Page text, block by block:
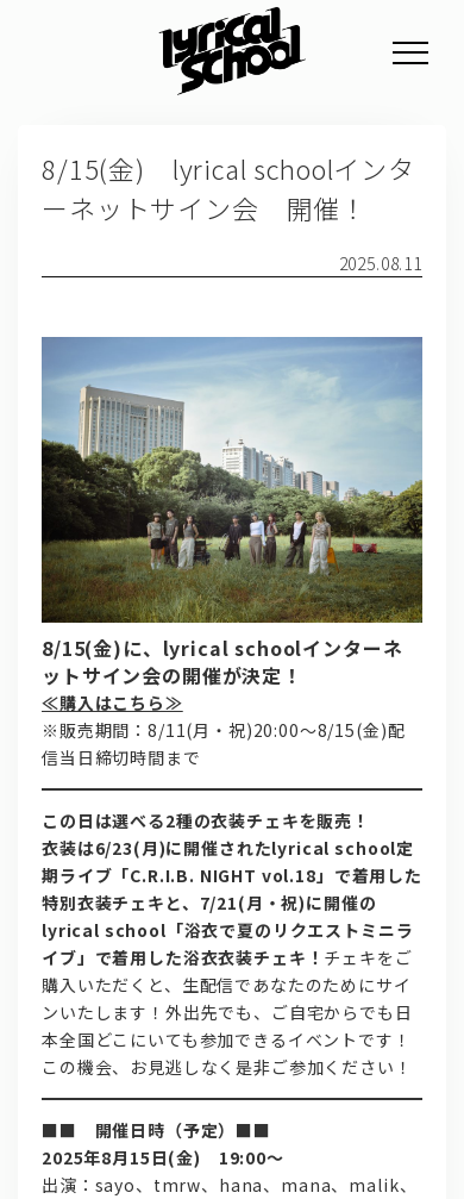
8/15(金) lyrical schoolインタ
ーネットサイン会 開催！
2025.08.11
8/15(金)に、lyrical schoolインターネ
ットサイン会の開催が決定！
≪購入はこちら≫
※販売期間：8/11(月・祝)20:00～8/15(金)配
信当日締切時間まで
この日は選べる2種の衣装チェキを販売！
衣装は6/23(月)に開催されたlyrical school定
期ライブ「C.R.I.B. NIGHT vol.18」で着用した
特別衣装チェキと、7/21(月・祝)に開催の
lyrical school「浴衣で夏のリクエストミニラ
イブ」で着用した浴衣衣装チェキ！ チェキをご
購入いただくと、生配信であなたのためにサイ
ンいたします！外出先でも、ご自宅からでも日
本全国どこにいても参加できるイベントです！
この機会、お見逃しなく是非ご参加ください！
■■ 開催日時（予定）■■
2025年8月15日(金) 19:00～
出演：sayo、tmrw、hana、mana、malik、
PROFILE
SCHEDULE
DISCOGRAPHY
FAN CLUB
問い合わせ, 取材,出演依頼
lyrical school official web shop